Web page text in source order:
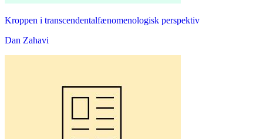
Kroppen i transcendentalfænomenologisk perspektiv
Dan Zahavi